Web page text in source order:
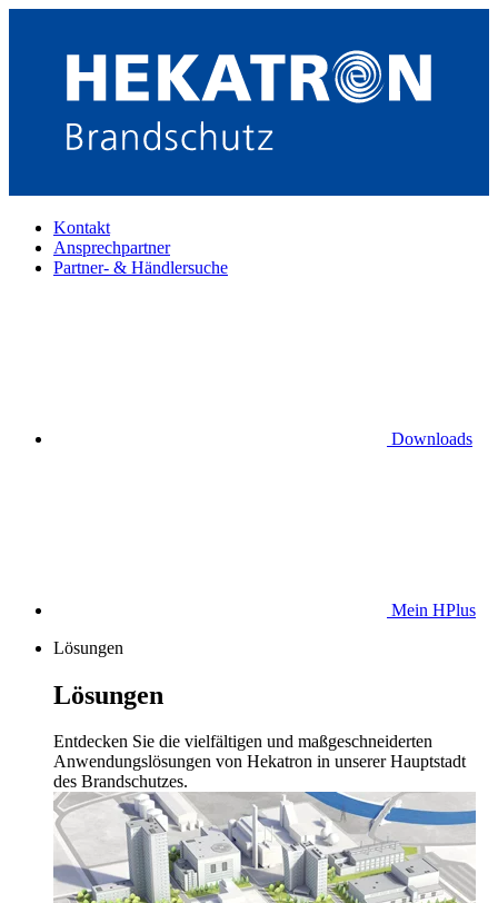
Kontakt
Ansprechpartner
Partner- & Händlersuche
Downloads
Mein HPlus
Lösungen
Lösungen
Entdecken Sie die vielfältigen und maßgeschneiderten
Anwendungslösungen von Hekatron in unserer Hauptstadt
des Brandschutzes.